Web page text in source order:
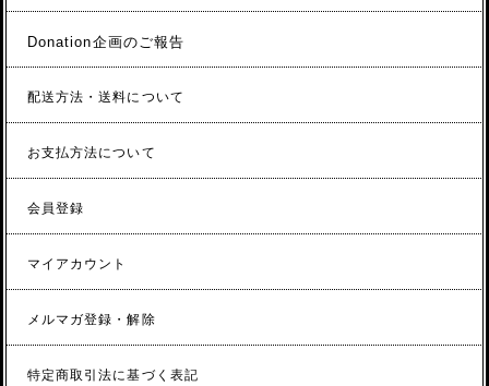
Donation企画のご報告
配送方法・送料について
お支払方法について
会員登録
マイアカウント
メルマガ登録・解除
特定商取引法に基づく表記